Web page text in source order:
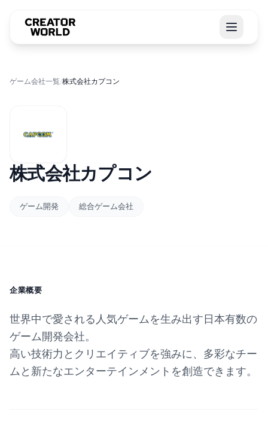
ゲーム会社一覧/株式会社カプコン
株式会社カプコン
ゲーム開発 総合ゲーム会社
企業概要
世界中で愛される人気ゲームを生み出す日本有数の
ゲーム開発会社。
高い技術力とクリエイティブを強みに、多彩なチー
ムと新たなエンターテインメントを創造できます。